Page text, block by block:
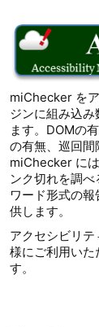
miChecker を
ジンに組み込
ます。DOMの
の有無、巡回間
miChecker に
ンク切れを調べ
ワード形式の
供します。
アクセシビリ
様にご利用い
す。